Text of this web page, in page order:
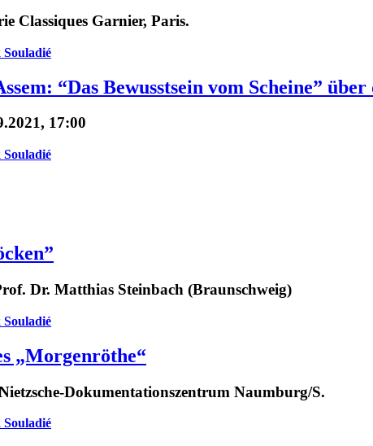
Classiques Garnier, Paris.
“Das Bewusstsein vom Scheine”
17:00
Dr. Matthias Steinbach (Braunschweig)
„Morgenröthe“
Dokumentationszentrum Naumburg/S.